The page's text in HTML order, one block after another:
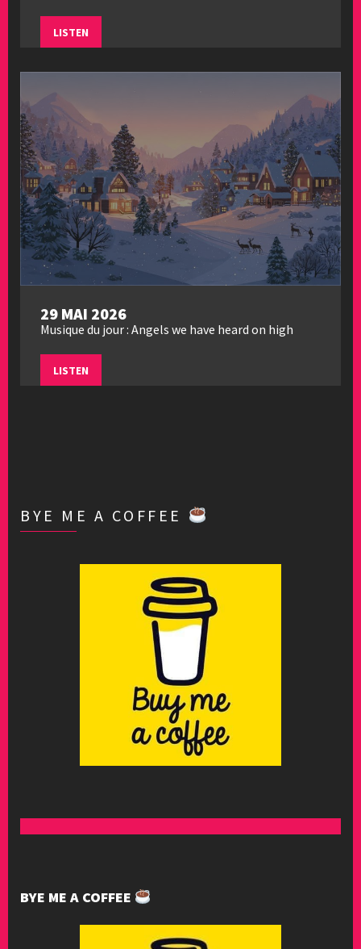
LISTEN
29 MAI 2026
Musique du jour : Angels we have heard on high
LISTEN
BYE ME A COFFEE
BYE ME A COFFEE